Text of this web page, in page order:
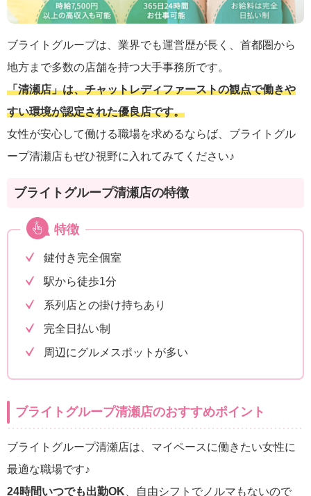
ブライトグループは、業界でも運営歴が長く、首都圏から
地方まで多数の店舗を持つ大手事務所です。
「清瀬店」は、チャットレディファーストの観点で働きや
すい環境が認定された優良店です。
女性が安心して働ける職場を求めるならば、ブライトグル
ープ清瀬店もぜひ視野に入れてみてください♪
ブライトグループ清瀬店の特徴
特徴
鍵付き完全個室
駅から徒歩1分
系列店との掛け持ちあり
完全日払い制
周辺にグルメスポットが多い
ブライトグループ清瀬店のおすすめポイント
ブライトグループ清瀬店は、マイペースに働きたい女性に
最適な職場です♪
24時間いつでも出勤OK 、自由シフトでノルマもないので